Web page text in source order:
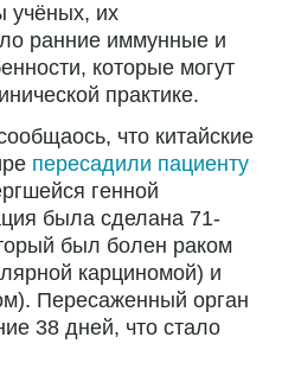
учёных, их
ранние иммунные и
которые могут
практике.
что китайские
пересадили пациенту
генной
была сделана 71-
был болен раком
карциномой) и
Пересаженный орган
38 дней, что стало